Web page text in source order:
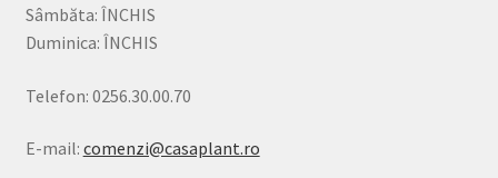
Sâmbăta: ÎNCHIS
Duminica: ÎNCHIS
Telefon: 0256.30.00.70
E-mail: comenzi@casaplant.ro